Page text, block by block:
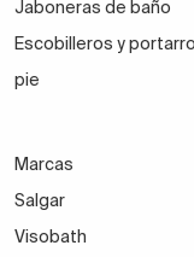
Jaboneras de baño
Escobilleros y
pie
Marcas
Salgar
Visobath